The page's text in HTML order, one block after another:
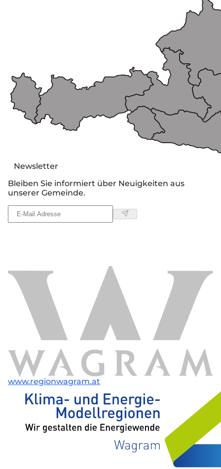
Newsletter
Bleiben Sie informiert über Neuigkeiten aus
unserer Gemeinde.
www.regionwagram.at